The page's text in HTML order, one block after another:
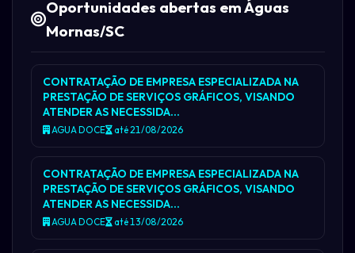
Oportunidades abertas em Águas
Mornas/SC
CONTRATAÇÃO DE EMPRESA ESPECIALIZADA NA
PRESTAÇÃO DE SERVIÇOS GRÁFICOS, VISANDO
ATENDER AS NECESSIDA…
AGUA DOCE até 21/08/2026
CONTRATAÇÃO DE EMPRESA ESPECIALIZADA NA
PRESTAÇÃO DE SERVIÇOS GRÁFICOS, VISANDO
ATENDER AS NECESSIDA…
AGUA DOCE até 13/08/2026